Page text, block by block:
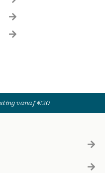
vanaf €20